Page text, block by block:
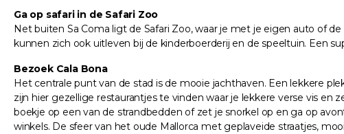
Ga op safari in de Safari Zoo
Net buiten Sa Coma ligt de Safari Zoo, waar je met je eigen auto of
kunnen zich ook uitleven bij de kinderboerderij en de speeltuin. Een
Bezoek Cala Bona
Het centrale punt van de stad is de mooie jachthaven. Een lekkere
zijn hier gezellige restaurantjes te vinden waar je lekkere verse vis
boekje op een van de strandbedden of zet je snorkel op en ga op
winkels. De sfeer van het oude Mallorca met geplaveide straatjes,